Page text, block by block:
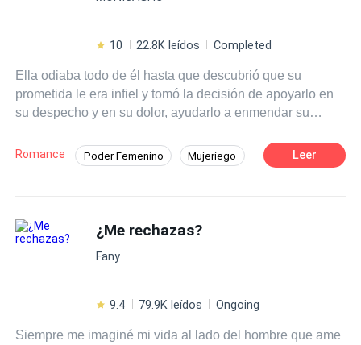
10 22.8K leídos Completed
Ella odiaba todo de él hasta que descubrió que su
prometida le era infiel y tomó la decisión de apoyarlo en
su despecho y en su dolor, ayudarlo a enmendar su
ilusionada eligió conquistarlo, pero cuando ella mas lo
necesitó Miguel decidió hacerla a un lado y confiar
Romance Poder Femenino Mujeriego
De Odio al Amor
Leer
¿Me rechazas?
Fany
9.4 79.9K leídos Ongoing
Siempre me imaginé mi vida al lado del hombre que ame